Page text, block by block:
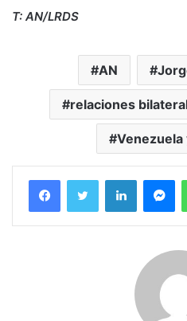
T: AN/LRDS
AN
relaciones
Venezuela
FacebookTwitter LinkedIn